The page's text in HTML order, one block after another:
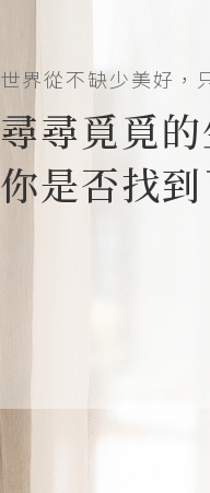
世界從不缺少美好，
尋尋覓覓的
你是否找